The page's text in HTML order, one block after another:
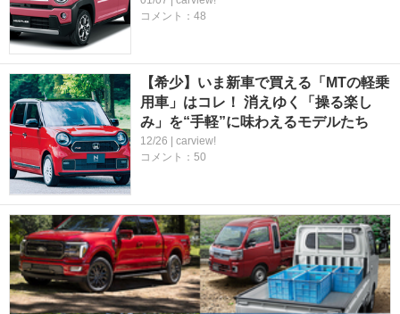
コメント：48
【希少】いま新車で買える「MTの軽乗
用車」はコレ！ 消えゆく「操る楽し
み」を“手軽”に味わえるモデルたち
12/26 | carview!
コメント：50